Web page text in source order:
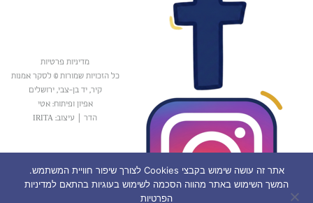
מדיניות פרטיות
כל הזכויות שמורות © לסקר אמנות
קיר, יד בן-צבי, ירושלים
אפיון ופיתוח: אטי
הדר
עיצוב: IRITA
אתר זה עושה שימוש בקבצי Cookies לצורך שיפור חוויית המשתמש.
המשך השימוש באתר מהווה הסכמה לשימוש בעוגיות בהתאם למדיניות
הפרטיות